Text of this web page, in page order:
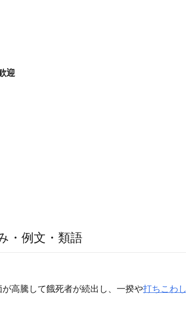
迎
・例文・類語
高騰して餓死者が続出し、一揆や打ちこわし